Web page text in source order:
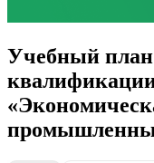
Учебный